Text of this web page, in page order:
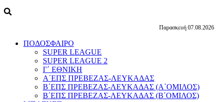
Παρασκευή 07.08.2026
ΠΟΔΟΣΦΑΙΡΟ
SUPER LEAGUE
SUPER LEAGUE 2
Γ΄ ΕΘΝΙΚΗ
Α΄ΕΠΣ ΠΡΕΒΕΖΑΣ-ΛΕΥΚΑΔΑΣ
Β΄ΕΠΣ ΠΡΕΒΕΖΑΣ-ΛΕΥΚΑΔΑΣ (Α΄ΟΜΙΛΟΣ)
Β΄ΕΠΣ ΠΡΕΒΕΖΑΣ-ΛΕΥΚΑΔΑΣ (Β΄ΟΜΙΛΟΣ)